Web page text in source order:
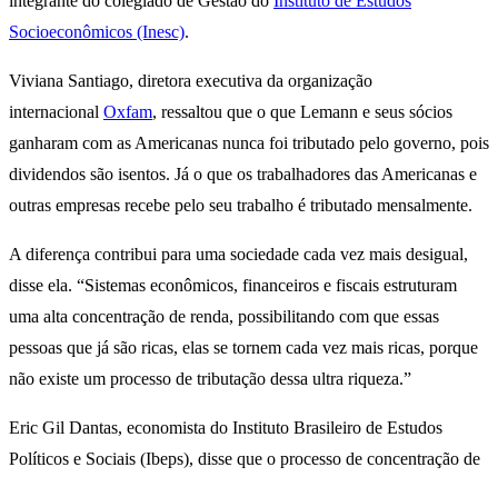
Socioeconômicos (Inesc).
Viviana Santiago, diretora executiva da organização
internacional Oxfam, ressaltou que o que Lemann e seus sócios
ganharam com as Americanas nunca foi tributado pelo governo, pois
dividendos são isentos. Já o que os trabalhadores das Americanas e
outras empresas recebe pelo seu trabalho é tributado mensalmente.
A diferença contribui para uma sociedade cada vez mais desigual,
disse ela. “Sistemas econômicos, financeiros e fiscais estruturam
uma alta concentração de renda, possibilitando com que essas
pessoas que já são ricas, elas se tornem cada vez mais ricas, porque
não existe um processo de tributação dessa ultra riqueza.”
Eric Gil Dantas, economista do Instituto Brasileiro de Estudos
Políticos e Sociais (Ibeps), disse que o processo de concentração de